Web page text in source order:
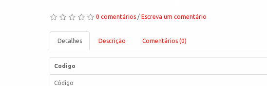
0 comentários / Escreva um comentário
Detalhes Descrição Comentários (0)
Codigo
Código